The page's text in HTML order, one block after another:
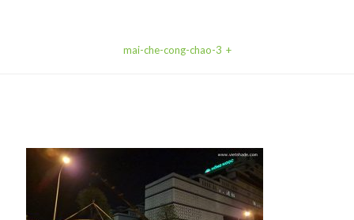
mai-che-cong-chao-3